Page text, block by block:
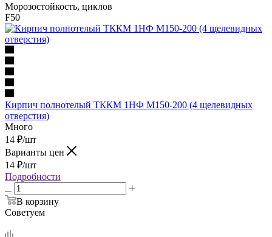
Морозостойкость, циклов
F50
Кирпич полнотелый ТККМ 1НФ М150-200 (4 щелевидных
отверстия)
Много
14 ₽/шт
Варианты цен
14 ₽/шт
Подробности
В корзину
Советуем